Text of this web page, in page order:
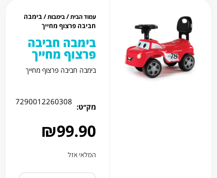
עמוד הבית/בימבות/ בימבה
חביבה פרצוף מחייך
בימבה חביבה
פרצוף מחייך
בימבה חביבה פרצוף מחייך
מק׳׳ט:
7290012260308
₪99.90
המלאי אזל